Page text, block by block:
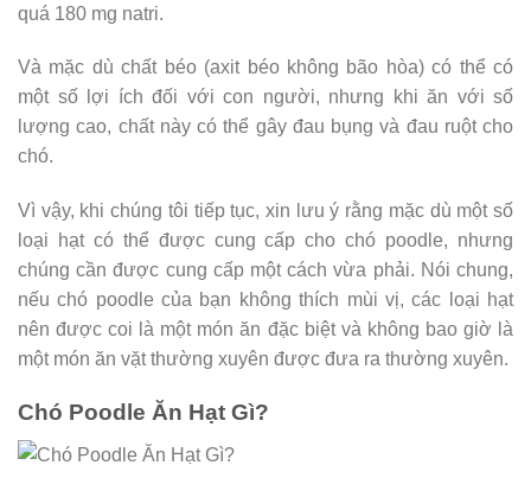
quá 180 mg natri.
Và mặc dù chất béo (axit béo không bão hòa) có thể có
một số lợi ích đối với con người, nhưng khi ăn với số
lượng cao, chất này có thể gây đau bụng và đau ruột cho
chó.
Vì vậy, khi chúng tôi tiếp tục, xin lưu ý rằng mặc dù một số
loại hạt có thể được cung cấp cho chó poodle, nhưng
chúng cần được cung cấp một cách vừa phải. Nói chung,
nếu chó poodle của bạn không thích mùi vị, các loại hạt
nên được coi là một món ăn đặc biệt và không bao giờ là
một món ăn vặt thường xuyên được đưa ra thường xuyên.
Chó Poodle Ăn Hạt Gì?